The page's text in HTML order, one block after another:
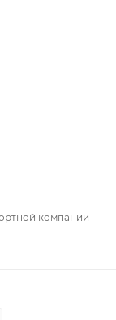
компании